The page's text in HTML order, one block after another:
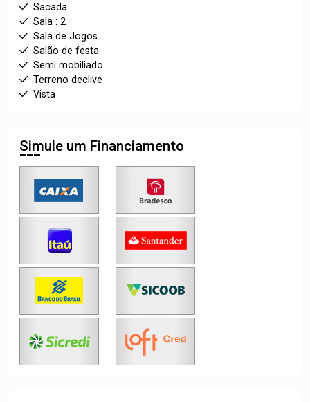
Sacada
Sala : 2
Sala de Jogos
Salão de festa
Semi mobiliado
Terreno declive
Vista
Simule um Financiamento